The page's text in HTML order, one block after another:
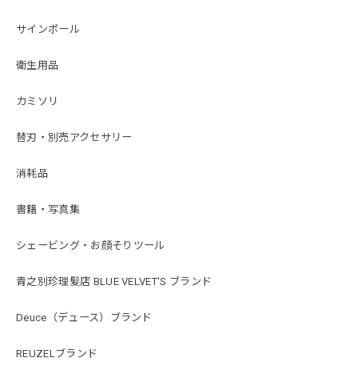
サインポール
衛生用品
カミソリ
替刃・別売アクセサリー
消耗品
書籍・写真集
シェービング・お顔そりツール
青之別珍理髪店 BLUE VELVET'S ブランド
Deuce（デュース）ブランド
REUZELブランド